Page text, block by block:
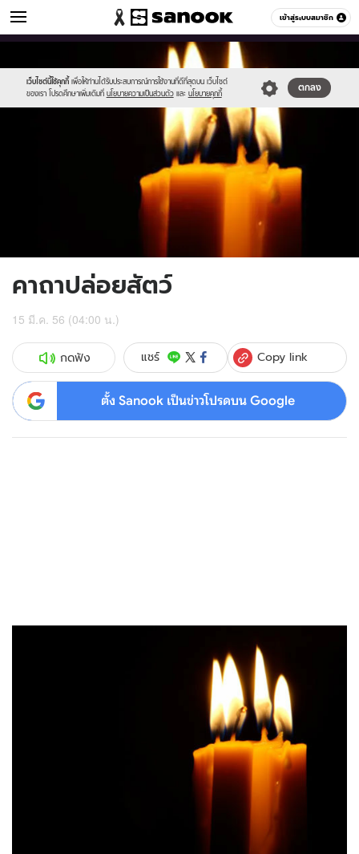
เข้าสู่ระบบสมาชิก
ดูดวง หมวดอื่นๆ
เว็บไซต์นี้ใช้คุกกี้ เพื่อให้ท่านได้รับประสบการณ์การใช้งานที่ดีที่สุดบน เว็บไซต์
ของเรา โปรดศึกษาเพิ่มเติมที่ นโยบายความเป็นส่วนตัว และ นโยบายคุกกี้
ตกลง
//s.isanook.com/sr/0/images/logo-
new-
sanook.png
//s.isanook.com/ho/0/ud/6/33669/m-
2.jpg
คาถาปล่อยสัตว์
15 มี.ค. 56 (04:00 น.)
กดฟัง แชร์ Copy link
ตั้ง Sanook เป็นข่าวโปรดบน Google